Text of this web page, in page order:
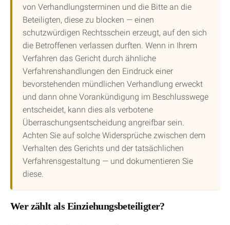
von Verhandlungsterminen und die Bitte an die
Beteiligten, diese zu blocken — einen
schutzwürdigen Rechtsschein erzeugt, auf den sich
die Betroffenen verlassen durften. Wenn in Ihrem
Verfahren das Gericht durch ähnliche
Verfahrenshandlungen den Eindruck einer
bevorstehenden mündlichen Verhandlung erweckt
und dann ohne Vorankündigung im Beschlusswege
entscheidet, kann dies als verbotene
Überraschungsentscheidung angreifbar sein.
Achten Sie auf solche Widersprüche zwischen dem
Verhalten des Gerichts und der tatsächlichen
Verfahrensgestaltung — und dokumentieren Sie
diese.
Wer zählt als Einziehungsbeteiligter?